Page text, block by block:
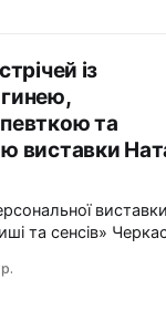
із
та
виставки
та сенсів»
психологинею,